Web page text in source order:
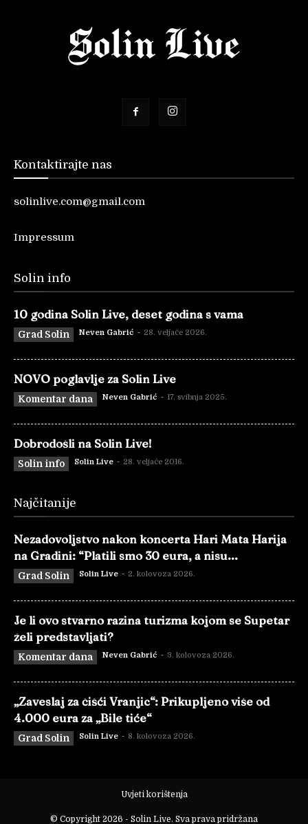
Kontaktirajte nas
solinlive.com@gmail.com
Impressum
Solin info
10 godina Solin Live, deset godina s vama
Grad Solin Neven Gabrić - 28. veljače 2026.
NOVO poglavlje za Solin Live
Komentar dana Neven Gabrić - 17. svibnja 2025.
Dobrodošli na Solin Live!
Solin info Solin Live - 28. veljače 2016.
Najčitanije
Nezadovoljstvo nakon koncerta Hari Mata Harija
na Gradini: “Platili smo 30 eura, a nisu...
Grad Solin Solin Live - 2. kolovoza 2026.
Je li ovo stvarno razina turizma kojom se Supetar
želi predstavljati?
Komentar dana Neven Gabrić - 3. kolovoza 2026.
„Zaveslaj za čišći Vranjic“: Prikupljeno više od
4.000 eura za „Bile tiće“
Grad Solin Solin Live - 8. kolovoza 2026.
Uvjeti korištenja
© Copyright 2026 - Solin Live. Sva prava pridržana